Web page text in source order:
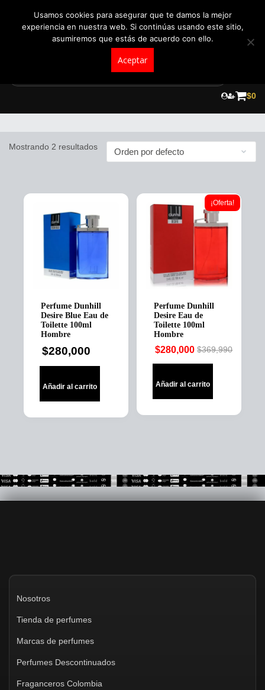
$0
Mostrando 2 resultados
Perfume Dunhill
Desire Blue Eau de
Toilette 100ml
Hombre
$280,000
Añadir al carrito
¡Oferta!
Perfume Dunhill
Desire Eau de
Toilette 100ml
Hombre
$369,990
Original
was:
$280,000
Current
is:
Añadir al carrito
Nosotros
Tienda de perfumes
Marcas de perfumes
Perfumes Descontinuados
Fraganceros Colombia
Usamos cookies para asegurar que te damos la mejor
experiencia en nuestra web. Si continúas usando este sitio,
asumiremos que estás de acuerdo con ello.
Aceptar